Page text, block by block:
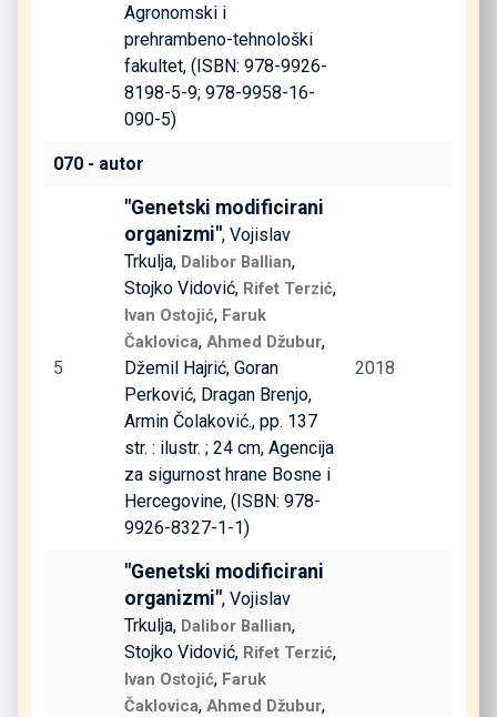
Agronomski i
prehrambeno-tehnološki
fakultet, (ISBN: 978-9926-
8198-5-9; 978-9958-16-
090-5)
070 - autor
5
"Genetski modificirani
organizmi", Vojislav
Trkulja, Dalibor Ballian,
Stojko Vidović, Rifet Terzić,
Ivan Ostojić, Faruk
Čaklovica, Ahmed Džubur,
Džemil Hajrić, Goran
Perković, Dragan Brenjo,
Armin Čolaković., pp. 137
str. : ilustr. ; 24 cm, Agencija
za sigurnost hrane Bosne i
Hercegovine, (ISBN: 978-
9926-8327-1-1)
2018
"Genetski modificirani
organizmi", Vojislav
Trkulja, Dalibor Ballian,
Stojko Vidović, Rifet Terzić,
Ivan Ostojić, Faruk
Čaklovica, Ahmed Džubur,